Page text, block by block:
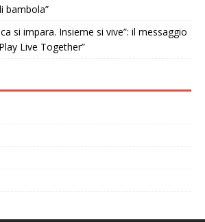
bambola”
si impara. Insieme si vive”: il messaggio
Live Together”